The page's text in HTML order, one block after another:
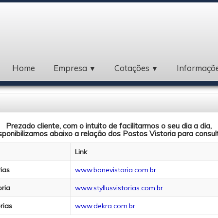
Home Empresa ▼ Cotações ▼
Prezado cliente, com o intuito de facilitarmos o seu dia a dia,
abaixo a relação dos Postos Vistoria para
Link
www.bonevistoria.com.br
www.styllusvistorias.com.br
www.dekra.com.br